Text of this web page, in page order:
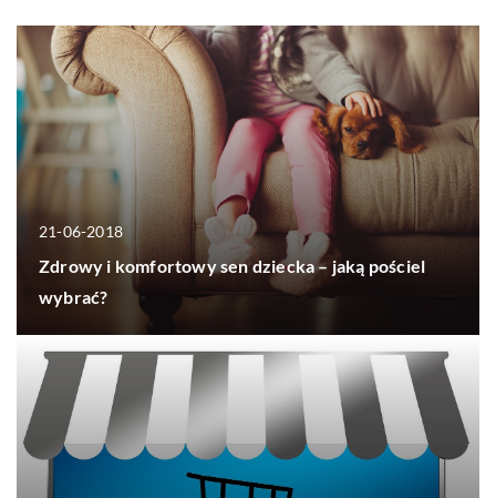
21-06-2018
Zdrowy i komfortowy sen dziecka – jaką pościel
wybrać?